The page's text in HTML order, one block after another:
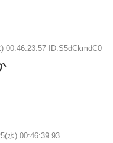
00:46:23.57 ID:S5dCkmdC0
水) 00:46:39.93